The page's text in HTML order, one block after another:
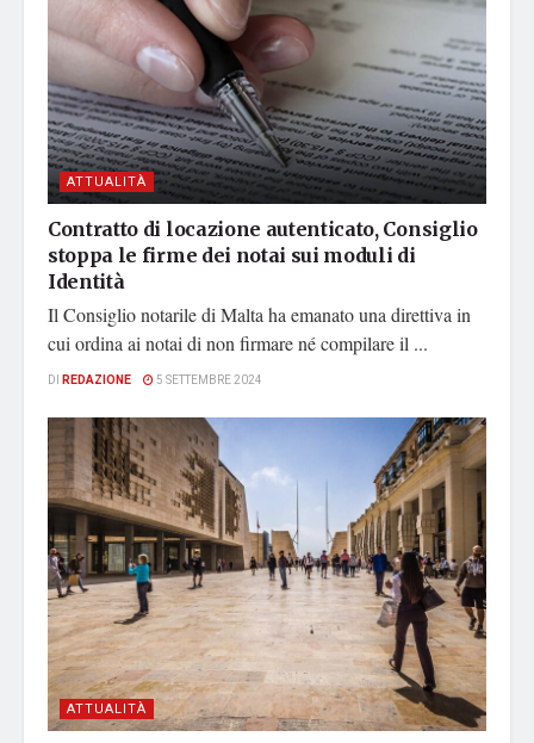
ATTUALITÀ
Contratto di locazione autenticato, Consiglio
stoppa le firme dei notai sui moduli di
Identità
Il Consiglio notarile di Malta ha emanato una direttiva in
cui ordina ai notai di non firmare né compilare il ...
DI REDAZIONE 5 SETTEMBRE 2024
ATTUALITÀ